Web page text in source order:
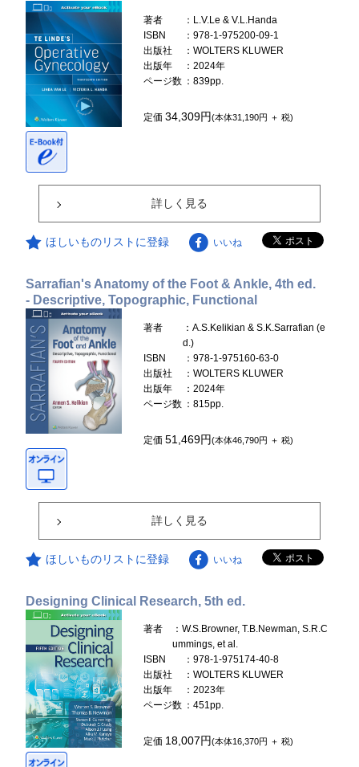
著者
：L.V.Le & V.L.Handa
ISBN
：978-1-975200-09-1
出版社
：WOLTERS KLUWER
出版年
：2024年
ページ数 ：839pp.
定価34,309円(本体31,190円 ＋ 税)
詳しく見る
ほしいものリストに登録 いいね
Sarrafian's Anatomy of the Foot & Ankle, 4th ed.
- Descriptive, Topographic, Functional
著者
：A.S.Kelikian & S.K.Sarrafian (e
d.)
ISBN
：978-1-975160-63-0
出版社
：WOLTERS KLUWER
出版年
：2024年
ページ数 ：815pp.
定価51,469円(本体46,790円 ＋ 税)
詳しく見る
ほしいものリストに登録 いいね
Designing Clinical Research, 5th ed.
著者
：W.S.Browner, T.B.Newman, S.R.C
ummings, et al.
ISBN
：978-1-975174-40-8
出版社
：WOLTERS KLUWER
出版年
：2023年
ページ数 ：451pp.
定価 18,007円(本体16,370円 ＋ 税)